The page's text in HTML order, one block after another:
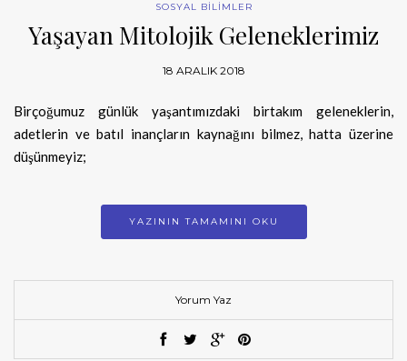
SOSYAL BİLİMLER
Yaşayan Mitolojik Geleneklerimiz
18 ARALIK 2018
Birçoğumuz günlük yaşantımızdaki birtakım geleneklerin,
adetlerin ve batıl inançların kaynağını bilmez, hatta üzerine
düşünmeyiz;
YAZININ TAMAMINI OKU
Yorum Yaz